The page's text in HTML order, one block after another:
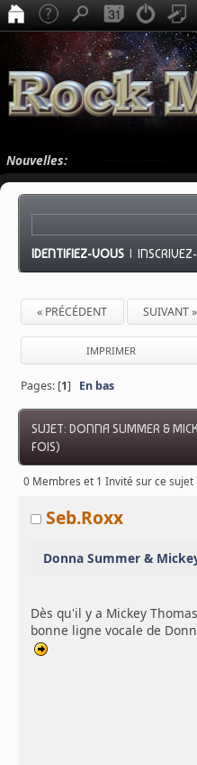
Nouvelles:
IDENTIFIEZ-VOUS |
« PRÉCÉDENT SUIVANT »
IMPRIMER
Pages: [1] En bas
SUJET: DONNA SUMMER &
FOIS)
0 Membres et 1 Invité sur ce sujet
Seb.Roxx
Donna Summer &
Dès qu'il y a Mickey
bonne ligne vocale de